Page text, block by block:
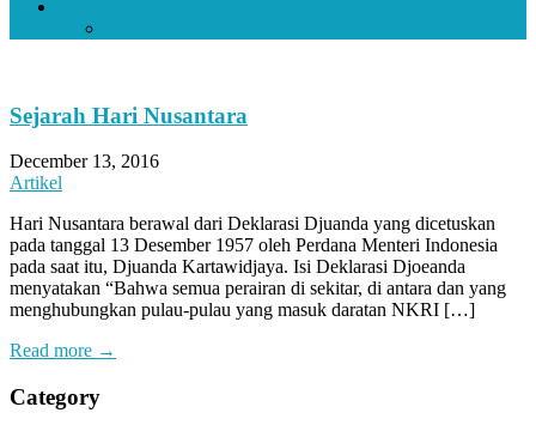
Sejarah Hari Nusantara
December 13, 2016
Artikel
Hari Nusantara berawal dari Deklarasi Djuanda yang dicetuskan
pada tanggal 13 Desember 1957 oleh Perdana Menteri Indonesia
pada saat itu, Djuanda Kartawidjaya. Isi Deklarasi Djoeanda
menyatakan “Bahwa semua perairan di sekitar, di antara dan yang
menghubungkan pulau-pulau yang masuk daratan NKRI […]
Read more →
Category